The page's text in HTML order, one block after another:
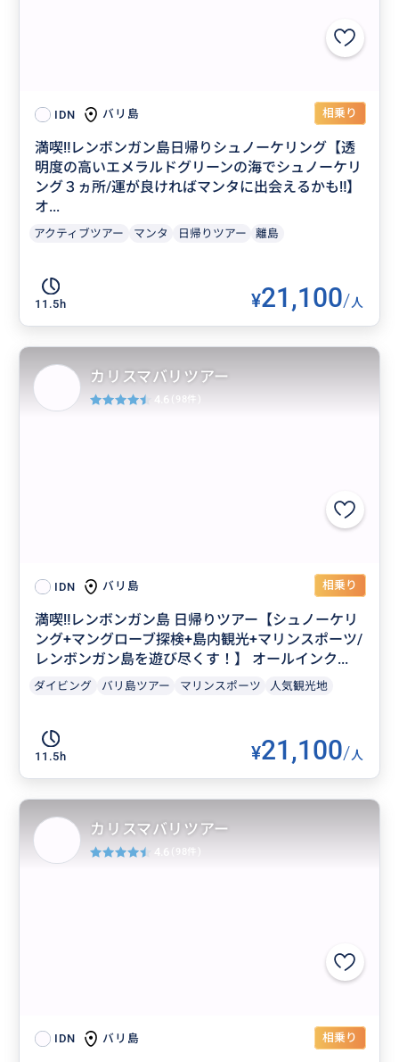
IDN バリ島 相乗り
満喫‼️レンボンガン島日帰りシュノーケリング【透
明度の高いエメラルドグリーンの海でシュノーケリ
ング３ヵ所/運が良ければマンタに出会えるかも‼】
オ...
アクティブツアー マンタ 日帰りツアー 離島
11.5h ¥21,100/人
IDN バリ島 相乗り
満喫‼️レンボンガン島 日帰りツアー【シュノーケリ
ング+マングローブ探検+島内観光+マリンスポーツ/
レンボンガン島を遊び尽くす！】 オールインク...
ダイビング バリ島ツアー マリンスポーツ 人気観光地
11.5h ¥21,100/人
カリスマバリツアー
4.6 (98件)
IDN バリ島 相乗り
カリスマバリツアー
4.6 (98件)